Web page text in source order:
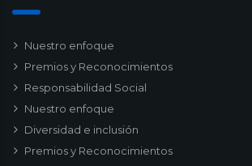
Nuestro enfoque
Premios y Reconocimientos
Responsabilidad Social
Nuestro enfoque
Diversidad e inclusión
Premios y Reconocimientos